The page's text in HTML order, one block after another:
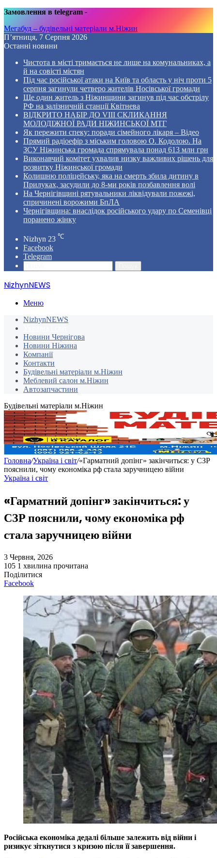
Замовлення в telegram -
Мегабуд – будівельні матеріали м.Ніжин
П’ятниця, 7 Серпня 2026
Останні новини
Чистота в місті тримається не лише на комунальниках, а
й на совісті містян
Під час російської атаки на Київ та область у ніч проти 5
серпня загинули четверо жителів Носівської громади
Ще один житель з Ніжинщини загинув під час обстрілу
РФ на залізничній станції Квітнева
ВІДКРИТО НАБІР ДО VIII СКЛИКАННЯ
МОЛОДІЖНОЇ РАДИ НІЖИНСЬКОЇ МТГ
Як пережити спеку: поради сімейного лікаря – Відео
Прямий радіоефір з міським головою О. Кодолою. На
ЗСУ Ніжинська громада спрямувала понад 613 млн грн
Виконавчий комітет ухвалив низку важливих рішень для
розвитку Ніжинської громади
Колишню поліцейську, яка на смерть збила дитину в
Прилуках, засудили до 8-ми років позбавлення волі
На Чернігівщині рятувальники ліквідували пожежі,
спричинені ворожими БпЛА
Чернігівщина: внаслідок російського удару по Семенівці
поранено жінку
Nizhyn 23 ℃
Facebook
Telegram
NizhynNEWS
Меню
NizhynNEWS
Новини Чернігова
Новини Ніжина
Компанії
Контакти
Будівельні матеріали м.Ніжин
Меблевий салон м.Ніжин
Автозапчастини
Будівельні матеріали м.Ніжин
Головна/Україна і світ/«Гарматний допінг» закінчиться: у СЗР
пояснили, чому економіка рф стала заручницею війни
Україна і світ
«Гарматний допінг» закінчиться: у
СЗР пояснили, чому економіка рф
стала заручницею війни
3 Червня, 2026
105 1 хвилина прочитана
Поділитися
Facebook
Російська економіка дедалі більше залежить від війни і
ризикує зіткнутися з кризою після її завершення.